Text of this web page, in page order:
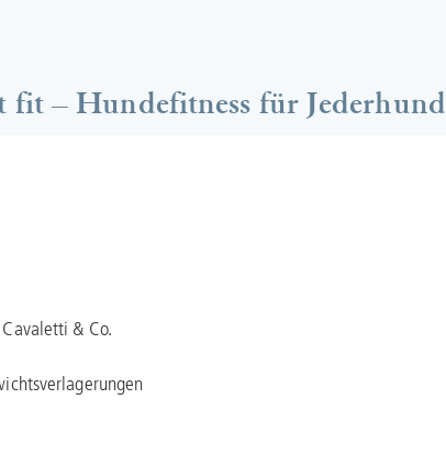
fit – Hundefitness für Jederhund
& Co.